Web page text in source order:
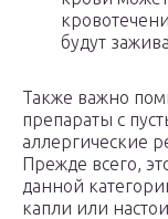
будут
Также важно
препараты с
аллергические
Прежде всего,
данной
капли или